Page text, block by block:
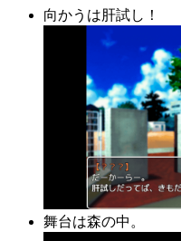
向かうは肝試し！
舞台は森の中。